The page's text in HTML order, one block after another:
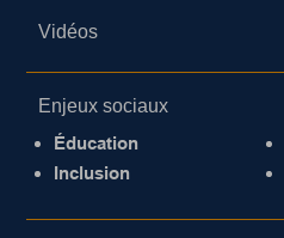
Vidéos
Enjeux sociaux
Éducation
Inclusion